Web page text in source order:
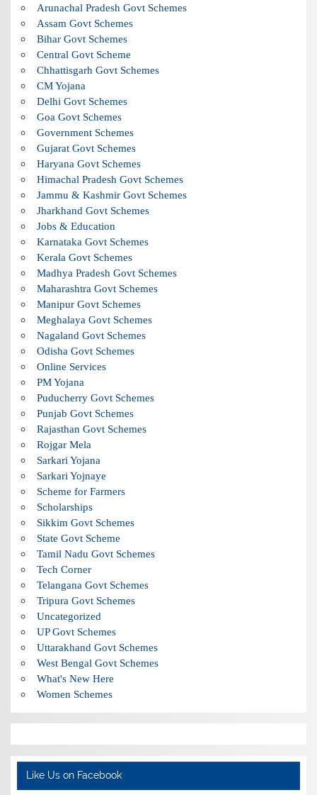
Arunachal Pradesh Govt Schemes
Assam Govt Schemes
Bihar Govt Schemes
Central Govt Scheme
Chhattisgarh Govt Schemes
CM Yojana
Delhi Govt Schemes
Goa Govt Schemes
Government Schemes
Gujarat Govt Schemes
Haryana Govt Schemes
Himachal Pradesh Govt Schemes
Jammu & Kashmir Govt Schemes
Jharkhand Govt Schemes
Jobs & Education
Karnataka Govt Schemes
Kerala Govt Schemes
Madhya Pradesh Govt Schemes
Maharashtra Govt Schemes
Manipur Govt Schemes
Meghalaya Govt Schemes
Nagaland Govt Schemes
Odisha Govt Schemes
Online Services
PM Yojana
Puducherry Govt Schemes
Punjab Govt Schemes
Rajasthan Govt Schemes
Rojgar Mela
Sarkari Yojana
Sarkari Yojnaye
Scheme for Farmers
Scholarships
Sikkim Govt Schemes
State Govt Scheme
Tamil Nadu Govt Schemes
Tech Corner
Telangana Govt Schemes
Tripura Govt Schemes
Uncategorized
UP Govt Schemes
Uttarakhand Govt Schemes
West Bengal Govt Schemes
What's New Here
Women Schemes
Like Us on Facebook